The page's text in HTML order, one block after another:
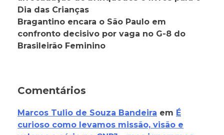
Dia das Crianças
Bragantino encara o São Paulo em
confronto decisivo por vaga no G-8 do
Brasileirão Feminino
Comentários
Marcos Tulio de Souza Bandeira em É
curioso como levamos missão, visão e